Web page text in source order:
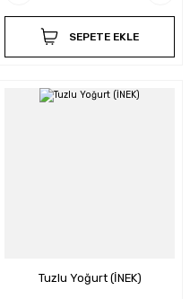
SEPETE EKLE
Tuzlu Yoğurt (İNEK)